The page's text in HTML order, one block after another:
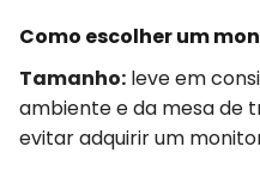
Como escolher um
Tamanho: leve em
ambiente e da mesa de
evitar adquirir um